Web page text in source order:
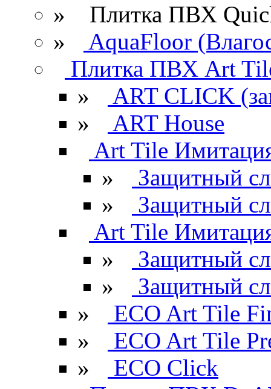
» Плитка ПВХ
»
AquaFloor
Плитка ПВХ Art
»
ART CLICK
»
ART House
Art Tile
»
Защитный
»
Защитный
Art Tile
»
Защитный
»
Защитный
»
ECO Art Tile
»
ECO Art Tile
»
ECO Click